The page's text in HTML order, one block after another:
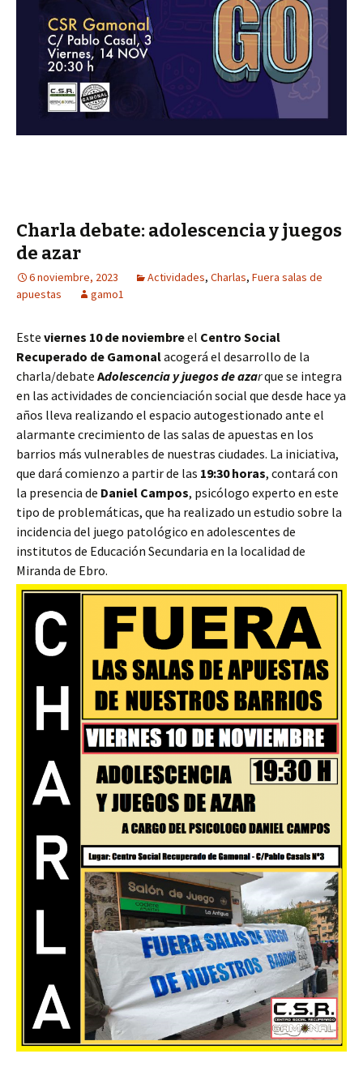
Charla debate: adolescencia y juegos
de azar
6 noviembre, 2023 Actividades, Charlas, Fuera salas de
apuestas
gamo1
Este viernes 10 de noviembreel Centro Social
Recuperado de Gamonalacogerá el desarrollo de la
charla/debate Adolescencia y juegos de azarque se integra
en las actividades de concienciación social que desde hace ya
años lleva realizando el espacio autogestionado ante el
alarmante crecimiento de las salas de apuestas en los
barrios más vulnerables de nuestras ciudades. La iniciativa,
que dará comienzo a partir de las 19:30 horas, contará con
la presencia de Daniel Campos, psicólogo experto en este
tipo de problemáticas, que ha realizado un estudio sobre la
incidencia del juego patológico en adolescentes de
institutos de Educación Secundaria en la localidad de
Miranda de Ebro.